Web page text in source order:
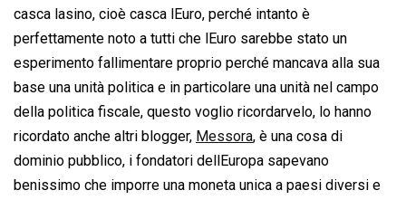
casca lasino, cioè casca lEuro, perché intanto è
perfettamente noto a tutti che lEuro sarebbe stato un
esperimento fallimentare proprio perché mancava alla sua
base una unità politica e in particolare una unità nel campo
della politica fiscale, questo voglio ricordarvelo, lo hanno
ricordato anche altri blogger, Messora, è una cosa di
dominio pubblico, i fondatori dellEuropa sapevano
benissimo che imporre una moneta unica a paesi diversi e